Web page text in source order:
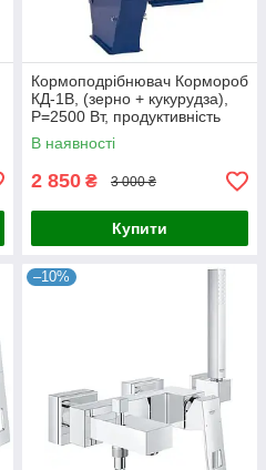
Кормоподрібнювач Кормороб
КД-1В, (зерно + кукурудза),
P=2500 Вт, продуктивність
макс. - 240кг/год.
В наявності
2 850 ₴ 3 000 ₴
Купити
–10%